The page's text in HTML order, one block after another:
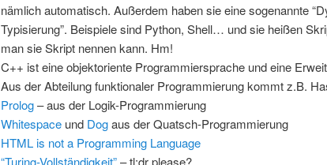
nämlich automatisch. Außerdem haben sie eine sogenannte
Typisierung”. Beispiele sind Python, Shell… und sie heißen
man sie Skript nennen kann. Hm!
C++ ist eine objektoriente Programmiersprache und eine
Aus der Abteilung funktionaler Programmierung kommt z.B.
Prolog– aus der Logik-Programmierung
Whitespaceund Dogaus der Quatsch-Programmierung
HTML is not a Programming Language
“Turing-Vollständigkeit”– tl;dr please?